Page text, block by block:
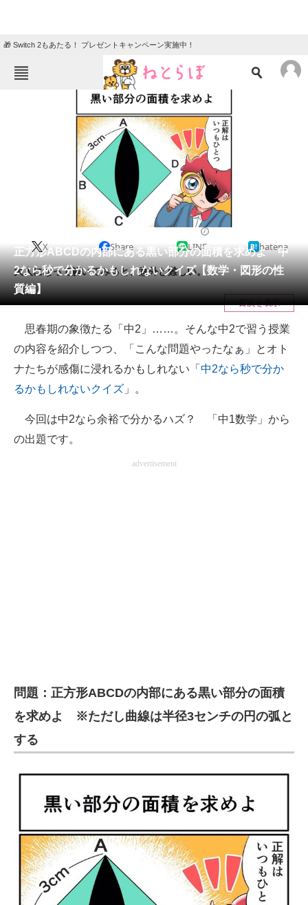
🎁 Switch 2もあたる！ プレゼントキャンペーン実施中！
ねとらぼメニュー
ニュース
クイズ
地域
教育・育児
リサーチ
会員記事
メディア
注目記事を集めた総合ページ
ITの今と未来を見通す
スマホと通信の最新トレンド
進化するPCとデバイスの未来
好きが集まる 比べて選べる
製造業のIT導入・活用を支援
モノづくり技術者専門サイト
エレクトロニクス専門サイト
エネルギーの専門メディア
建設×テクノロジーの最前線
ちょっと気になるネットの話題
正方形ABCDの内部にある黒い部分の面積を求めよ 中
2なら秒で分かるかもしれないクイズ【数学・図形の性
質編】
X Share LINE hatena
大人になって解いてみると、意外と難しい。
目次を表示
思春期の象徴たる「中2」……。そんな中2で習う授業
の内容を紹介しつつ、「こんな問題やったなぁ」とオト
ナたちが感傷に浸れるかもしれない「 中2なら秒で分か
るかもしれないクイズ 」。
今回は中2なら余裕で分かるハズ？ 「中1数学」から
の出題です。
advertisement
問題：正方形ABCDの内部にある黒い部分の面積
を求めよ ※ただし曲線は半径3センチの円の弧と
する